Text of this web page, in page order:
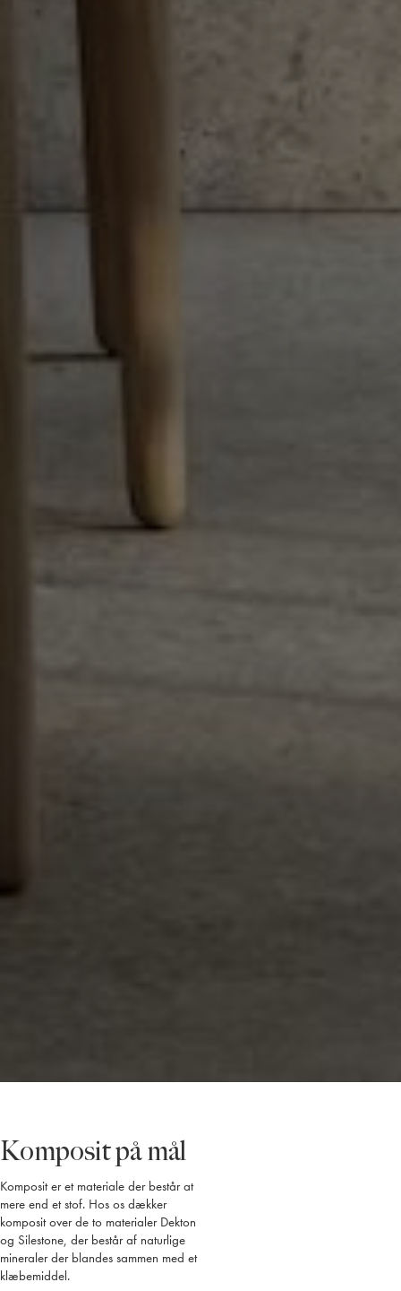
Komposit på mål
Komposit er et materiale der består at
mere end et stof. Hos os dækker
komposit over de to materialer Dekton
og Silestone, der består af naturlige
mineraler der blandes sammen med et
klæbemiddel.